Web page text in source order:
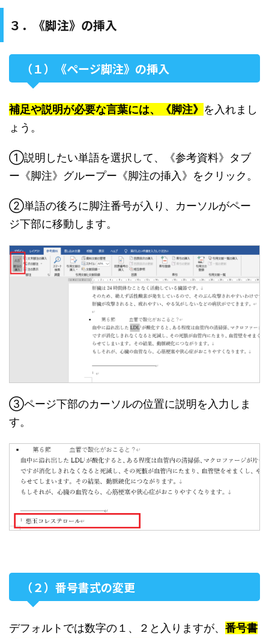
３．《脚注》の挿入
（１）《ページ脚注》の挿入
補足や説明が必要な言葉には、《脚注》 を入れまし
ょう。
①説明したい単語を選択して、《参考資料》タブ
ー《脚注》グループー《脚注の挿入》をクリック。
②単語の後ろに脚注番号が入り、カーソルがペー
ジ下部に移動します。
③ページ下部のカーソルの位置に説明を入力しま
す。
（２）番号書式の変更
デフォルトでは数字の１、２と入りますが、 番号書